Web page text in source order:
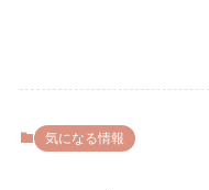
気になる情報